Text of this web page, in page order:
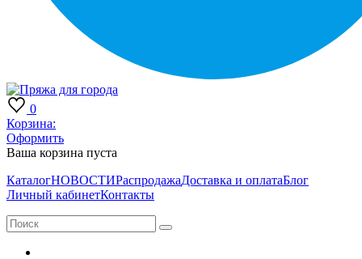
0
Корзина:
Оформить
Ваша корзина пуста
КаталогНОВОСТИРаспродажаДоставка и оплатаБлог
Личный кабинетКонтакты